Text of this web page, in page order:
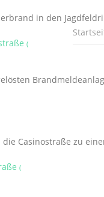
in den
(
Casinostraße zu
(